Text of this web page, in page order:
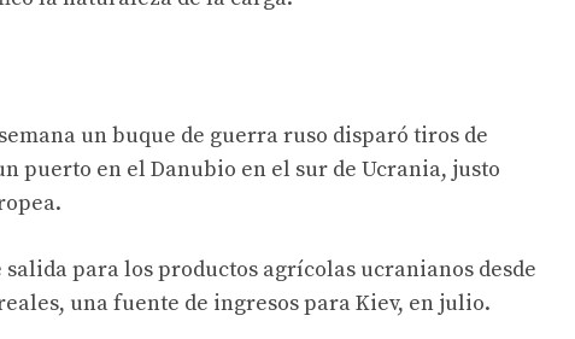
un buque de guerra ruso disparó tiros de
puerto en el Danubio en el sur de Ucrania, justo
para los productos agrícolas ucranianos desde
una fuente de ingresos para Kiev, en julio.